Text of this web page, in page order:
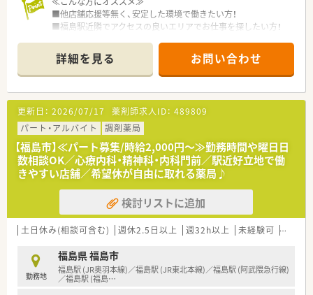
■他店舗応援等無く、安定した環境で働きたい方！
■福島駅近隣でアクセスの良いエリアでお仕事を探したい方！
きたい方！
【企業について】
■福島市１店舗、郡山市１店舗を経営する調剤薬局
■今後新店の開局も予定している成長企業
■患者様との関係性を大事にし、地域との関りを大切にする社風
が魅力です♪
■企業として在宅の取り組みも進めているため、在宅の経験を積
みたい方にもオススメの法人です！
■各店残業がほぼない店舗のため、ワークライフバランスが整う
就業環境が魅力です。
■高時給も相談可！ご希望やスキル・ご経験をしっかり評価しご
提案いたします♪
詳細を見る お問い合わせ
更新日： 2026/07/17 薬剤師求人ID： 489809
パート・アルバイト
調剤薬局
【福島市】≪パート募集/時給2,000円～≫勤務時間や曜日日
数相談OK／心療内科・精神科・内科門前／駅近好立地で働
きやすい店舗／希望休が自由に取れる薬局♪
検討リストに追加
土日休み(相談可含む) 週休2.5日以上 週32h以上 未経験可 ブラン
勤務地
福島県 福島市
福島駅 (JR奥羽本線)／福島駅 (JR東北本線)／福島駅 (阿武隈急行線)
／福島駅 (福島…